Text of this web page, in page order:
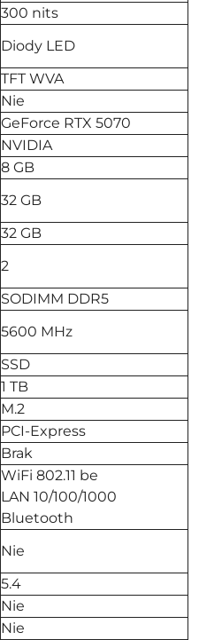
300 nits
Diody LED
TFT WVA
Nie
GeForce RTX 5070
NVIDIA
8 GB
32 GB
32 GB
2
SODIMM DDR5
5600 MHz
SSD
1 TB
M.2
PCI-Express
Brak
WiFi 802.11 be
LAN 10/100/1000
Bluetooth
Nie
5.4
Nie
Nie